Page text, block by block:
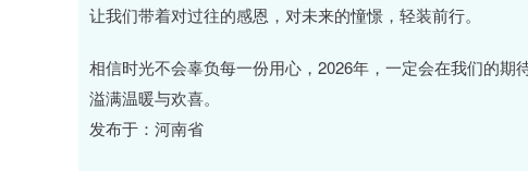
让我们带着对过往的感恩，对未来的憧憬，轻装前行。
相信时光不会辜负每一份用心，2026年，一定会在我们的
溢满温暖与欢喜。
发布于：河南省